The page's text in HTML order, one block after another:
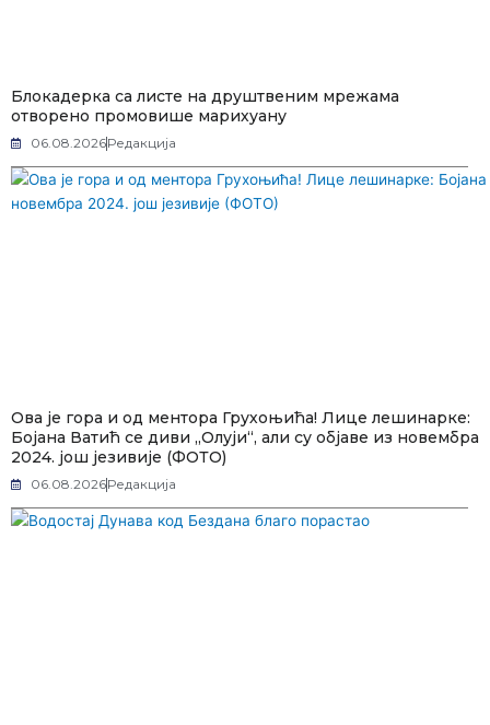
Блокадерка са листе на друштвеним мрежама
отворено промовише марихуану
06.08.2026Редакција
Ова је гора и од ментора Грухоњића! Лице лешинарке:
Бојана Ватић се диви „Олуји“, али су објаве из новембра
2024. још језивије (ФОТО)
06.08.2026Редакција